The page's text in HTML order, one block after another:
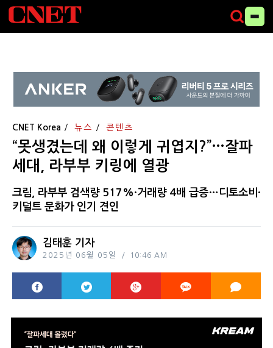
CNET Korea 뉴스 콘텐츠
“못생겼는데 왜 이렇게 귀엽지?”…잘파
세대, 라부부 키링에 열광
크림, 라부부 검색량 517%·거래량 4배 급증…디토소비·
키덜트 문화가 인기 견인
김태훈 기자
2025년 06월 05일 10:46 AM